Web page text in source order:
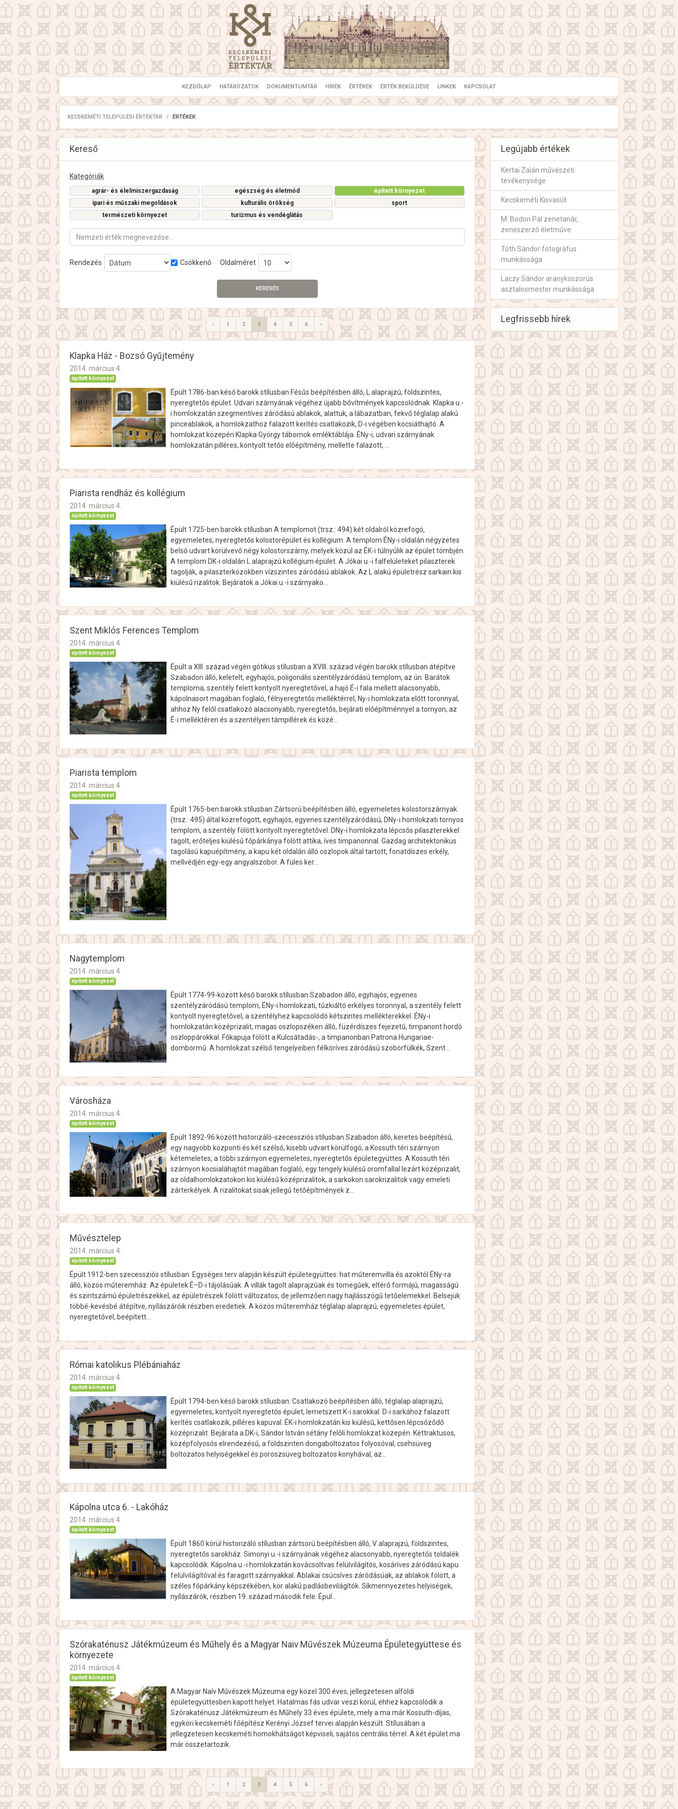
KEZDŐLAP HATÁROZATOK DOKUMENTUMTÁR HÍREK ÉRTÉKEK ÉRTÉK BEKÜLDÉSE LINKEK KAPCSOLAT
KECSKEMÉTI TELEPÜLÉSI ÉRTÉKTÁR ÉRTÉKEK
Kereső
Kategóriák
agrár- és élelmiszergazdaság egészség és életmód
épített környezet
ipari és műszaki megoldások
kulturális örökség
sport
természeti környezet
turizmus és vendéglátás
Nemzeti érték megnevezése…
Rendezés Csökkenő Oldalméret
KERESÉS
‹ 1 2 3 4 5 6 ›
Klapka Ház - Bozsó Gyűjtemény
2014. március 4.
épített környezet
Épült 1786-ban késő barokk stílusban Fésűs beépítésben álló, L alaprajzú, földszintes,
nyeregtetős épület. Udvari szárnyának végéhez újabb bővítmények kapcsolódnak. Klapka u.-
i homlokzatán szegmentíves záródású ablakok, alattuk, a lábazatban, fekvő téglalap alakú
pinceablakok, a homlokzathoz falazott kerítés csatlakozik, D-i végében kocsiáthajtó. A
homlokzat közepén Klapka György tábornok emléktáblája. ÉNy-i, udvari szárnyának
homlokzatán pilléres, kontyolt tetős előépítmény, mellette falazott, …
Piarista rendház és kollégium
2014. március 4.
épített környezet
Épült 1725-ben barokk stílusban A templomot (trsz.: 494) két oldalról közrefogó,
egyemeletes, nyeregtetős kolostorépület és kollégium. A templom ÉNy-i oldalán négyzetes
belső udvart körülvevő négy kolostorszárny, melyek közül az ÉK-i túlnyúlik az épület tömbjén.
A templom DK-i oldalán L alaprajzú kollégium épület. A Jókai u.-i falfelületeket pilaszterek
tagolják, a pilaszterközökben vízszintes záródású ablakok. Az L alakú épületrész sarkain kis
kiülésű rizalitok. Bejáratok a Jókai u.-i szárnyako…
Szent Miklós Ferences Templom
2014. március 4.
épített környezet
Épült a XIII. század végén gótikus stílusban a XVIII. század végén barokk stílusban átépítve
Szabadon álló, keletelt, egyhajós, poligonális szentélyzáródású templom, az ún. Barátok
temploma, szentély felett kontyolt nyeregtetővel, a hajó É-i fala mellett alacsonyabb,
kápolnasort magában foglaló, félnyeregtetős melléktérrel, Ny-i homlokzata előtt toronnyal,
ahhoz Ny felől csatlakozó alacsonyabb, nyeregtetős, bejárati előépítménnyel a tornyon, az
É-i melléktéren és a szentélyen támpillérek és közé…
Piarista templom
2014. március 4.
épített környezet
Épült 1765-ben barokk stílusban Zártsorú beépítésben álló, egyemeletes kolostorszárnyak
(trsz.: 495) által közrefogott, egyhajós, egyenes szentélyzáródású, DNy-i homlokzati tornyos
templom, a szentély fölött kontyolt nyeregtetővel. DNy-i homlokzata lépcsős pilaszterekkel
tagolt, erőteljes kiülésű főpárkánya fölött attika, íves timpanonnal. Gazdag architektonikus
tagolású kapuépítmény, a kapu két oldalán álló oszlopok által tartott, fonatdíszes erkély,
mellvédjén egy-egy angyalszobor. A füles ker…
Nagytemplom
2014. március 4.
épített környezet
Épült 1774-99-között késő barokk stílusban Szabadon álló, egyhajós, egyenes
szentélyzáródású templom, ÉNy-i homlokzati, tűzkiáltó erkélyes toronnyal, a szentély felett
kontyolt nyeregtetővel, a szentélyhez kapcsolódó kétszintes mellékterekkel. ÉNy-i
homlokzatán középrizalit, magas oszlopszéken álló, füzérdíszes fejezetű, timpanont hordó
oszloppárokkal. Főkapuja fölött a Kulcsátadás-, a timpanonban Patrona Hungariae-
dombormű. A homlokzat szélső tengelyeiben félköríves záródású szoborfülkék, Szent…
Városháza
2014. március 4.
épített környezet
Épült 1892-96 között historizáló-szecessziós stílusban Szabadon álló, keretes beépítésű,
egy nagyobb központi és két szélső, kisebb udvart körülfogó, a Kossuth téri szárnyon
kétemeletes, a többi szárnyon egyemeletes, nyeregtetős épületegyüttes. A Kossuth téri
szárnyon kocsialáhajtót magában foglaló, egy tengely kiülésű oromfallal lezárt középrizalit,
az oldalhomlokzatokon kis kiülésű középrizalitok, a sarkokon sarokrizalitok vagy emeleti
zárterkélyek. A rizalitokat sisak jellegű tetőépítmények z…
Művésztelep
2014. március 4.
épített környezet
Épült 1912-ben szecessziós stílusban. Egységes terv alapján készült épületegyüttes: hat műteremvilla és azoktól ÉNy-ra
álló, közös műteremház. Az épületek É–D-i tájolásúak. A villák tagolt alaprajzúak és tömegűek, eltérő formájú, magasságú
és szintszámú épületrészekkel, az épületrészek fölött változatos, de jellemzően nagy hajlásszögű tetőelemekkel. Belsejük
többé-kevésbé átépítve, nyílászáróik részben eredetiek. A közös műteremház téglalap alaprajzú, egyemeletes épület,
nyeregtetővel, beépített…
Római katolikus Plébániaház
2014. március 4.
épített környezet
Épült 1794-ben késő barokk stílusban. Csatlakozó beépítésben álló, téglalap alaprajzú,
egyemeletes, kontyolt nyeregtetős épület, lemetszett K-i sarokkal. D-i sarkához falazott
kerítés csatlakozik, pilléres kapuval. ÉK-i homlokzatán kis kiülésű, kettősen lépcsőződő
középrizalit. Bejárata a DK-i, Sándor István sétány felőli homlokzat közepén. Kéttraktusos,
középfolyosós elrendezésű, a földszinten dongaboltozatos folyosóval, csehsüveg
boltozatos helyiségekkel és poroszsüveg boltozatos konyhával, az…
Kápolna utca 6. - Lakóház
2014. március 4.
épített környezet
Épült 1860 körül historizáló stílusban zártsorú beépítésben álló, V alaprajzú, földszintes,
nyeregtetős sarokház. Simonyi u.-i szárnyának végéhez alacsonyabb, nyeregtetős toldalék
kapcsolódik. Kápolna u.-i homlokzatán kovácsoltvas felülvilágítós, kosáríves záródású kapu
felülvilágítóval és faragott szárnyakkal. Ablakai csúcsíves záródásúak, az ablakok fölött, a
széles főpárkány képszékében, kör alakú padlásbevilágítók. Síkmennyezetes helyiségek,
nyílászárók, részben 19. század második fele. Épül…
Szórakaténusz Játékmúzeum és Műhely és a Magyar Naiv Művészek Múzeuma Épületegyüttese és
környezete
2014. március 4.
épített környezet
A Magyar Naív Művészek Múzeuma egy közel 300 éves, jellegzetesen alföldi
épületegyüttesben kapott helyet. Hatalmas fás udvar veszi körül, ehhez kapcsolódik a
Szórakaténusz Játékmúzeum és Műhely 33 éves épülete, mely a ma már Kossuth-díjas,
egykori kecskeméti főépítész Kerényi József tervei alapján készült. Stílusában a
jellegzetesen kecskeméti homokhátságot képviseli, sajátos centrális térrel. A két épület ma
már összetartozik.
‹ 1 2 3 4 5 6 ›
Legújabb értékek
Kertai Zalán művészeti
tevékenysége
Kecskeméti Kisvasút
M. Bodon Pál zenetanár,
zeneszerző életműve
Tóth Sándor fotográfus
munkássága
Laczy Sándor aranykoszorús
asztalosmester munkássága
Legfrissebb hírek